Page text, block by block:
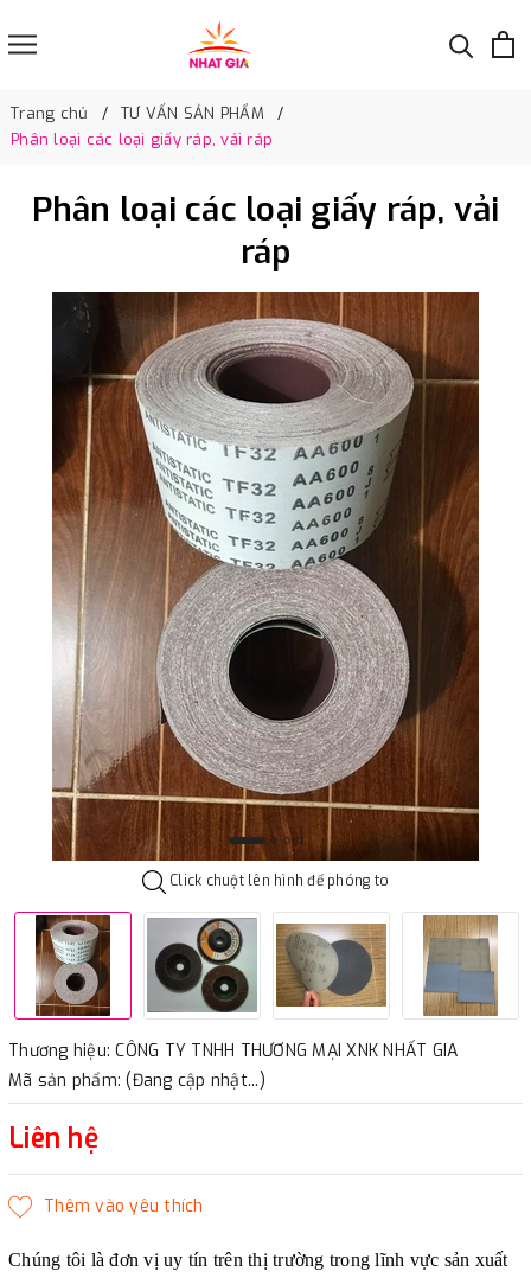
Trang chủ
TƯ VẤN SẢN PHẨM
Phân loại các loại giấy ráp, vải ráp
Phân loại các loại giấy ráp, vải
ráp
Click chuột lên hình để phóng to
Thương hiệu: CÔNG TY TNHH THƯƠNG MẠI XNK NHẤT GIA
Mã sản phẩm: (Đang cập nhật...)
Liên hệ
Chúng tôi là đơn vị uy tín trên thị trường trong lĩnh vực sản xuất